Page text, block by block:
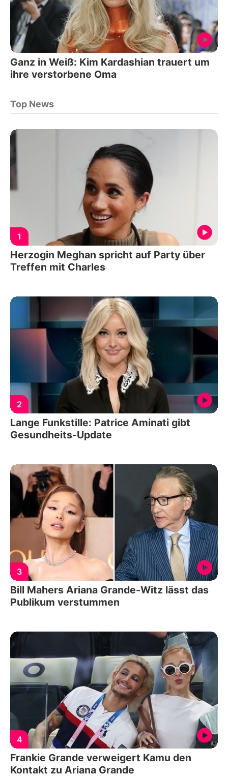
Ganz in Weiß: Kim Kardashian trauert um
ihre verstorbene Oma
Top News
1
Herzogin Meghan spricht auf Party über
Treffen mit Charles
2
Lange Funkstille: Patrice Aminati gibt
Gesundheits-Update
3
Bill Mahers Ariana Grande-Witz lässt das
Publikum verstummen
4
Frankie Grande verweigert Kamu den
Kontakt zu Ariana Grande